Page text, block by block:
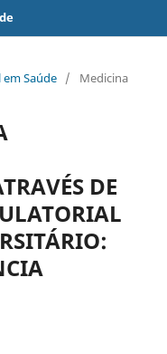
Saúde / Medicina
DE